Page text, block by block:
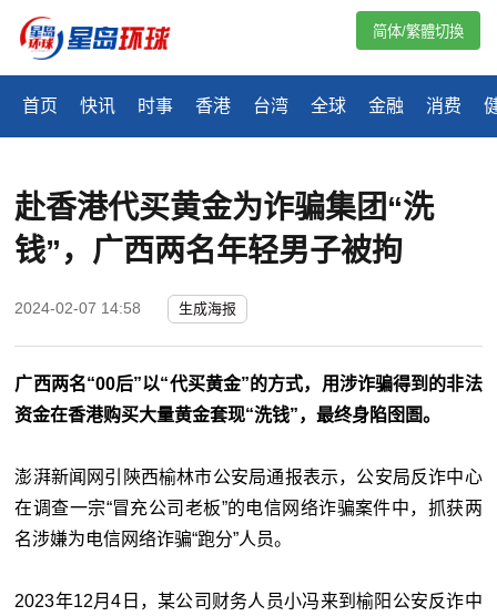
首页 快讯 时事 香港 台湾 全球 金融 消费
简体/繁體切換
赴香港代买黄金为诈骗集团“洗
钱”，广西两名年轻男子被拘
2024-02-07 14:58 生成海报
广西两名“00后”以“代买黄金”的方式，用涉诈骗得到的非法
资金在香港购买大量黄金套现“洗钱”，最终身陷囹圄。
澎湃新闻网引陝西榆林市公安局通报表示，公安局反诈中心
在调查一宗“冒充公司老板”的电信网络诈骗案件中，抓获两
名涉嫌为电信网络诈骗“跑分”人员。
2023年12月4日，某公司财务人员小冯来到榆阳公安反诈中